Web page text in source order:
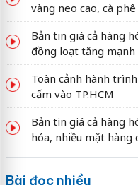
vàng neo cao, cà
Bản tin giá cả hàng
đồng loạt tăng mạnh
Toàn cảnh hành
cấm vào TP.HCM
Bản tin giá cả hàng
hóa, nhiều mặt hàng
Bài đọc nhiều